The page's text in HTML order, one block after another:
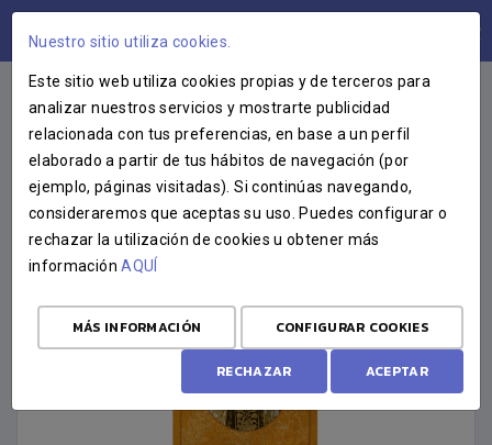
CARTELES GLORIAS
Nuestro sitio utiliza cookies.
Este sitio web utiliza cookies propias y de terceros para
analizar nuestros servicios y mostrarte publicidad
relacionada con tus preferencias, en base a un perfil
elaborado a partir de tus hábitos de navegación (por
ejemplo, páginas visitadas). Si continúas navegando,
consideraremos que aceptas su uso. Puedes configurar o
rechazar la utilización de cookies u obtener más
informaciónAQUÍ
MÁS INFORMACIÓN CONFIGURAR COOKIES
RECHAZAR ACEPTAR